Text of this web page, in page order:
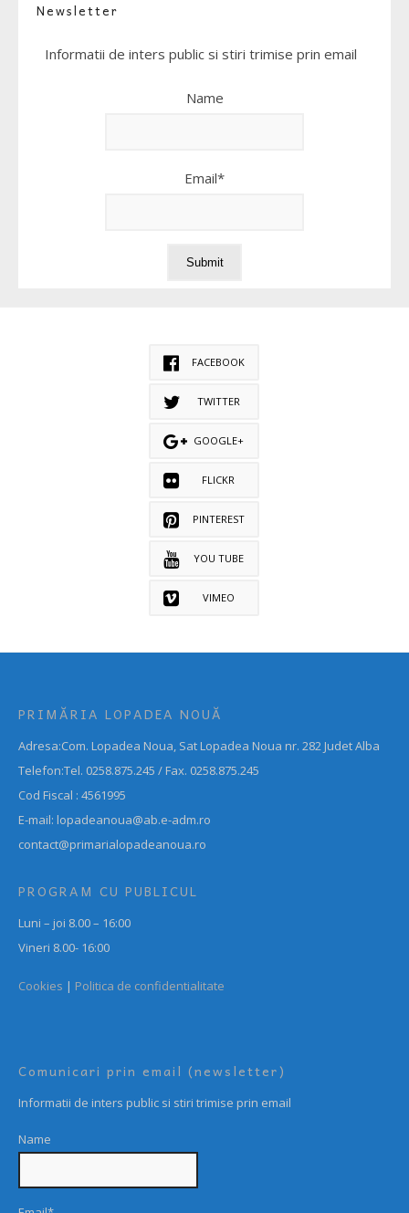
Newsletter
Informatii de inters public si stiri trimise prin email
Name
Email*
FACEBOOK
TWITTER
GOOGLE+
FLICKR
PINTEREST
YOU TUBE
VIMEO
PRIMĂRIA LOPADEA NOUĂ
Adresa:Com. Lopadea Noua, Sat Lopadea Noua nr. 282 Judet Alba
Telefon:Tel. 0258.875.245 / Fax. 0258.875.245
Cod Fiscal : 4561995
E-mail: lopadeanoua@ab.e-adm.ro
contact@primarialopadeanoua.ro
PROGRAM CU PUBLICUL
Luni – joi 8.00 – 16:00
Vineri 8.00- 16:00
Cookies | Politica de confidentialitate
Comunicari prin email (newsletter)
Informatii de inters public si stiri trimise prin email
Name